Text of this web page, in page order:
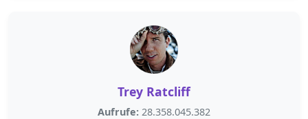
Trey Ratcliff
Aufrufe: 28.358.045.382